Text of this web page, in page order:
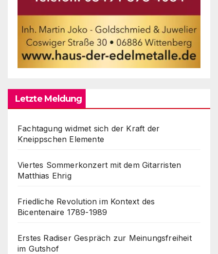
Letzte Meldung
Fachtagung widmet sich der Kraft der
Kneippschen Elemente
Viertes Sommerkonzert mit dem Gitarristen
Matthias Ehrig
Friedliche Revolution im Kontext des
Bicentenaire 1789-1989
Erstes Radiser Gespräch zur Meinungsfreiheit
im Gutshof